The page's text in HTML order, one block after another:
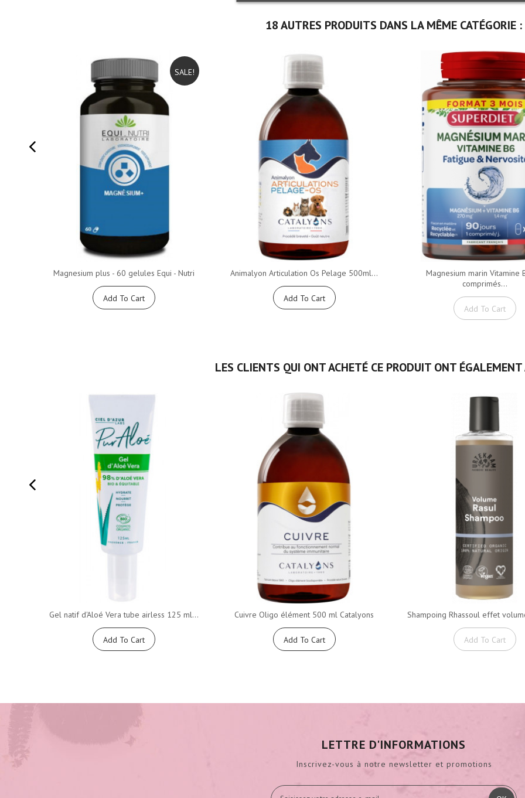
18 AUTRES PRODUITS DANS LA MÊME CATÉGORIE :
SALE!
Magnesium plus - 60 gelules Equi - Nutri
Add To Cart
Animalyon Articulation Os Pelage 500ml...
Add To Cart
Magnesium marin Vitamine
comprimés...
Add To Cart
LES CLIENTS QUI ONT ACHETÉ CE PRODUIT ONT ÉGALEMENT
Gel natif d'Aloé Vera tube airless 125 ml...
Add To Cart
Cuivre Oligo élément 500 ml Catalyons
Add To Cart
Shampoing Rhassoul effet
Add To Cart
LETTRE D'INFORMATIONS
Inscrivez-vous à notre newsletter et promotions